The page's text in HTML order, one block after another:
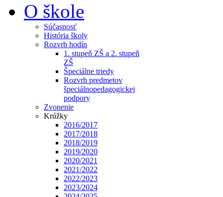
O škole
Súčasnosť
História školy
Rozvrh hodín
1. stupeň ZŠ a 2. stupeň
ZŠ
Špeciálne triedy
Rozvrh predmetov
špeciálnopedagogickej
podpory
Zvonenie
Krúžky
2016/2017
2017/2018
2018/2019
2019/2020
2020/2021
2021/2022
2022/2023
2023/2024